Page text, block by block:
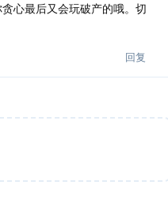
心最后又会玩破产的哦。切
回复